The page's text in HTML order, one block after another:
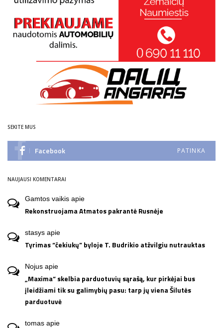
SEKITE MUS
Facebook PATINKA
NAUJAUSI KOMENTARAI
Gamtos vaikis apie
Rekonstruojama Atmatos pakrantė Rusnėje
stasys apie
Tyrimas “čekiukų” byloje T. Budrikio atžvilgiu nutrauktas
Nojus apie
„Maxima“ skelbia parduotuvių sąrašą, kur pirkėjai bus
įleidžiami tik su galimybių pasu: tarp jų viena Šilutės
parduotuvė
tomas apie